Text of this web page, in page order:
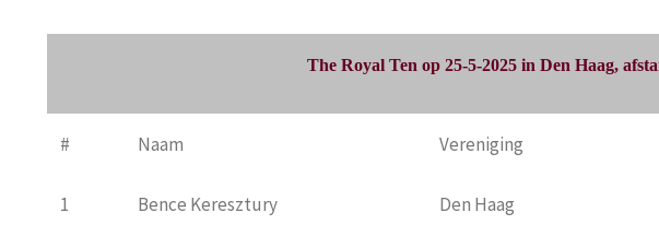
The Royal Ten op 25-5-2025 in Den Haag,
# Naam Vereniging
1 Bence Keresztury Den Haag